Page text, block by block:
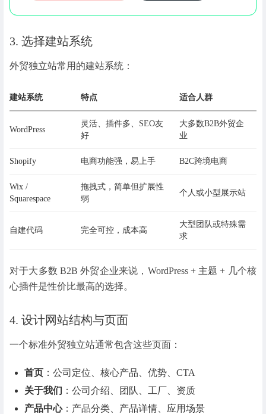
3. 选择建站系统
外贸独立站常用的建站系统：
建站系统 特点 适合人群
WordPress
灵活、插件多、SEO友
好
大多数B2B外贸企
业
Shopify 电商功能强，易上手 B2C跨境电商
Wix /
Squarespace
拖拽式，简单但扩展性
弱
个人或小型展示站
自建代码 完全可控，成本高
大型团队或特殊需
求
对于大多数 B2B 外贸企业来说，WordPress + 主题 + 几个核
心插件是性价比最高的选择。
4. 设计网站结构与页面
一个标准外贸独立站通常包含这些页面：
首页 ：公司定位、核心产品、优势、CTA
关于我们 ：公司介绍、团队、工厂、资质
产品中心：产品分类、产品详情、应用场景